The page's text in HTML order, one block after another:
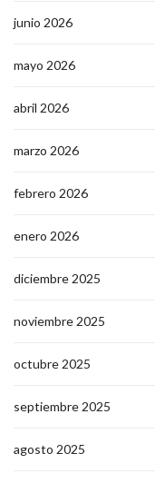
junio 2026
mayo 2026
abril 2026
marzo 2026
febrero 2026
enero 2026
diciembre 2025
noviembre 2025
octubre 2025
septiembre 2025
agosto 2025